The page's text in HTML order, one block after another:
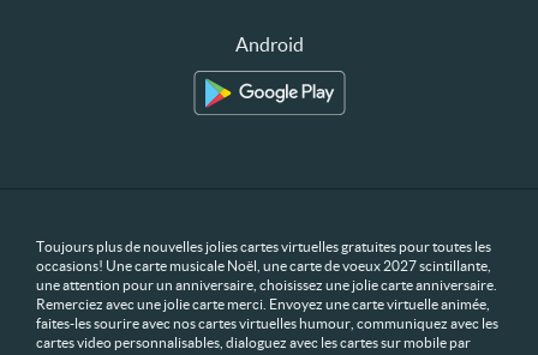
Android
Toujours plus de nouvelles jolies cartes virtuelles gratuites pour toutes les
occasions! Une carte musicale Noël, une carte de voeux 2027 scintillante,
une attention pour un anniversaire, choisissez une jolie carte anniversaire.
Remerciez avec une jolie carte merci. Envoyez une carte virtuelle animée,
faites-les sourire avec nos cartes virtuelles humour, communiquez avec les
cartes video personnalisables, dialoguez avec les cartes sur mobile par